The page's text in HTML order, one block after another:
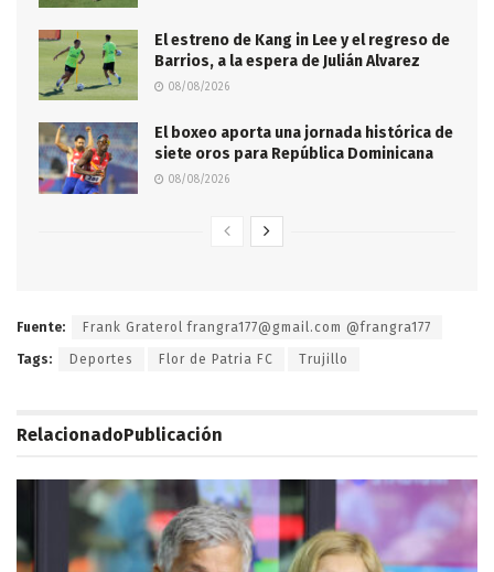
El estreno de Kang in Lee y el regreso de
Barrios, a la espera de Julián Alvarez
08/08/2026
El boxeo aporta una jornada histórica de
siete oros para República Dominicana
08/08/2026
Fuente: Frank Graterol frangra177@gmail.com @frangra177
Tags: Deportes Flor de Patria FC Trujillo
RelacionadoPublicación